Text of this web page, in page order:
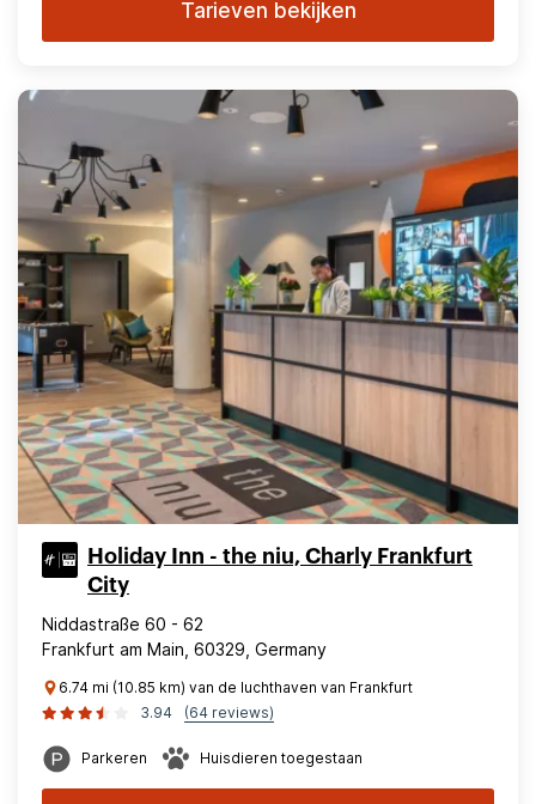
Tarieven bekijken
Holiday Inn - the niu, Charly Frankfurt
City
Niddastraße 60 - 62
Frankfurt am Main, 60329, Germany
6.74 mi (10.85 km) van de luchthaven van Frankfurt
3.94
(64 reviews)
Parkeren Huisdieren toegestaan